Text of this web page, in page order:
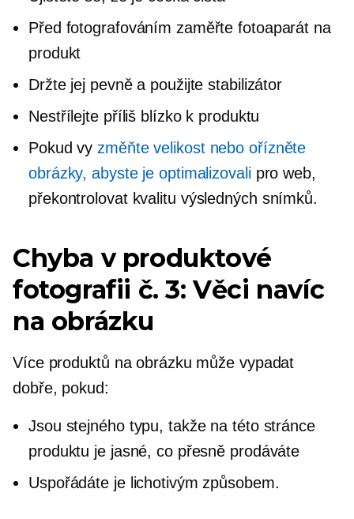
Před fotografováním zaměřte fotoaparát na
produkt
Držte jej pevně a použijte stabilizátor
Nestřílejte příliš blízko k produktu
Pokud vy změňte velikost nebo ořízněte
obrázky, abyste je optimalizovalipro web,
překontrolovatkvalitu výsledných snímků.
Chyba v produktové
fotografii č. 3: Věci navíc
na obrázku
Více produktů na obrázku může vypadat
dobře, pokud:
Jsou stejného typu, takže na této stránce
produktu je jasné, co přesně prodáváte
Uspořádáte je lichotivým způsobem.